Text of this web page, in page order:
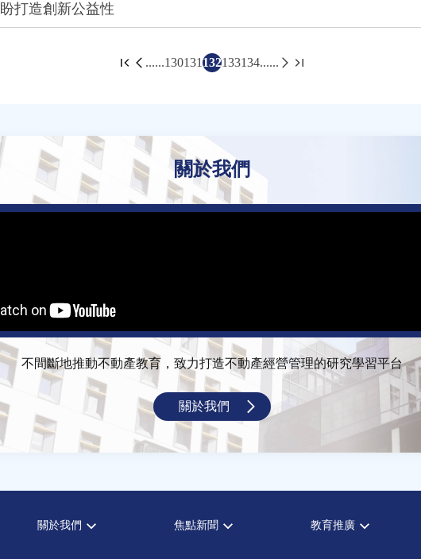
打造創新公益性
......130131132133134......
關於我們
不間斷地推動不動產教育，致力打造不動產經營管理的研究學習平台
關於我們
關於我們 焦點新聞 教育推廣